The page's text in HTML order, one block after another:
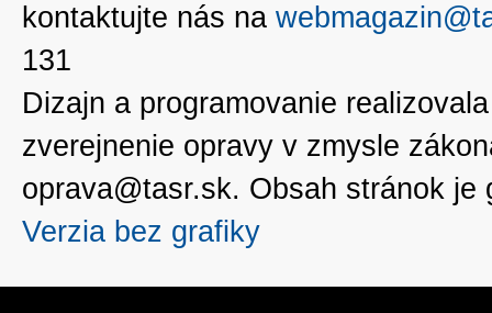
kontaktujte nás na
131
Dizajn a programovanie
zverejnenie opravy v zmysle
oprava@tasr.sk. Obsah stránok
Verzia bez grafiky